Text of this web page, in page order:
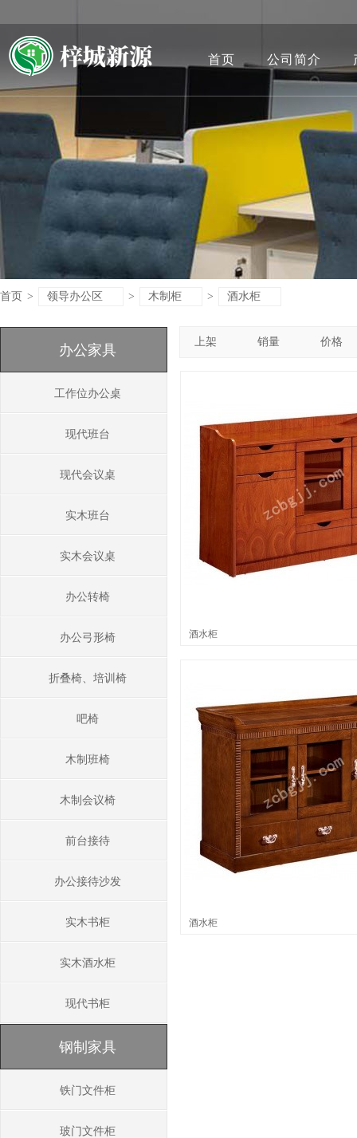
首页 公司简介
首页 > 领导办公区 > 木制柜 > 酒水柜
办公家具
工作位办公桌
现代班台
现代会议桌
实木班台
实木会议桌
办公转椅
办公弓形椅
折叠椅、培训椅
吧椅
木制班椅
木制会议椅
前台接待
办公接待沙发
实木书柜
实木酒水柜
现代书柜
钢制家具
铁门文件柜
玻门文件柜
上架 销量 价格
酒水柜
酒水柜